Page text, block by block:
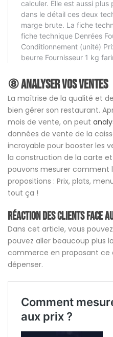
⑧Analyservos ventes
La maîtrise de la qualité et
bien gérer son restaurant.
mois de vente, on peut
données de vente de la
incroyable pour booster les
la construction de la carte
pouvons mesurer comment
propositions : Prix, plats,
tout ça !
Réaction des clients face
Dans cet article, vous
pouvez aller beaucoup plus
commerce en proposant ce
dépenser.